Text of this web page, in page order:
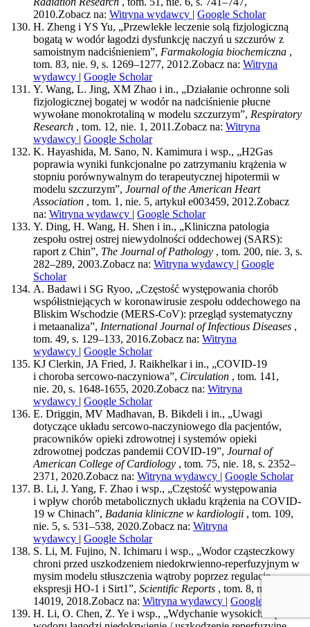
2010.Zobacz na: Witryna wydawcy | Google Scholar
H. Zheng i YS Yu, „Przewlekłe leczenie solą fizjologiczną
bogatą w wodór łagodzi dysfunkcję naczyń u szczurów z
samoistnym nadciśnieniem”, Farmakologia biochemiczna ,
tom. 83, nie. 9, s. 1269–1277, 2012.Zobacz na: Witryna
wydawcy | Google Scholar
Y. Wang, L. Jing, XM Zhao i in., „Działanie ochronne soli
fizjologicznej bogatej w wodór na nadciśnienie płucne
wywołane monokrotaliną w modelu szczurzym”, Respiratory
Research , tom. 12, nie. 1, 2011.Zobacz na: Witryna
wydawcy | Google Scholar
K. Hayashida, M. Sano, N. Kamimura i wsp., „H2Gas
poprawia wyniki funkcjonalne po zatrzymaniu krążenia w
stopniu porównywalnym do terapeutycznej hipotermii w
modelu szczurzym”, Journal of the American Heart
Association , tom. 1, nie. 5, artykuł e003459, 2012.Zobacz
na: Witryna wydawcy | Google Scholar
Y. Ding, H. Wang, H. Shen i in., „Kliniczna patologia
zespołu ostrej ostrej niewydolności oddechowej (SARS):
raport z Chin”, The Journal of Pathology , tom. 200, nie. 3, s.
282–289, 2003.Zobacz na: Witryna wydawcy | Google
Scholar
A. Badawi i SG Ryoo, „Częstość występowania chorób
współistniejących w koronawirusie zespołu oddechowego na
Bliskim Wschodzie (MERS-CoV): przegląd systematyczny
i metaanaliza”, International Journal of Infectious Diseases ,
tom. 49, s. 129–133, 2016.Zobacz na: Witryna
wydawcy | Google Scholar
KJ Clerkin, JA Fried, J. Raikhelkar i in., „COVID-19
i choroba sercowo-naczyniowa”, Circulation , tom. 141,
nie. 20, s. 1648-1655, 2020.Zobacz na: Witryna
wydawcy | Google Scholar
E. Driggin, MV Madhavan, B. Bikdeli i in., „Uwagi
dotyczące układu sercowo-naczyniowego dla pacjentów,
pracowników opieki zdrowotnej i systemów opieki
zdrowotnej podczas pandemii COVID-19”, Journal of
American College of Cardiology , tom. 75, nie. 18, s. 2352–
2371, 2020.Zobacz na: Witryna wydawcy | Google Scholar
B. Li, J. Yang, F. Zhao i wsp., „Częstość występowania
i wpływ chorób metabolicznych układu krążenia na COVID-
19 w Chinach”, Badania kliniczne w kardiologii , tom. 109,
nie. 5, s. 531–538, 2020.Zobacz na: Witryna
wydawcy | Google Scholar
S. Li, M. Fujino, N. Ichimaru i wsp., „Wodor cząsteczkowy
chroni przed uszkodzeniem niedokrwienno-reperfuzyjnym w
mysim modelu stłuszczenia wątroby poprzez regulację
ekspresji HO-1 i Sirt1”, Scientific Reports , tom. 8, nie. 1, art.
14019, 2018.Zobacz na: Witryna wydawcy | Google Scholar
H. Li, O. Chen, Z. Ye i wsp., „Wdychanie wysokich stężeń